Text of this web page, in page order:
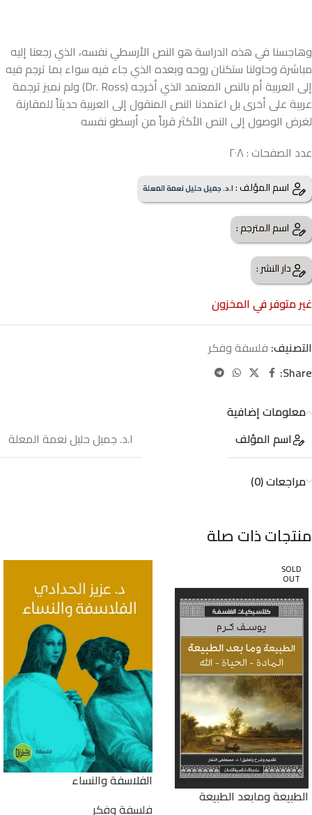
وهاجسنا في هذه الدراسة هو النص الأرسطي نفسه، الذي رجعنا إليه
مباشرة وحاولنا ستكنان روحه وبعده الذي جاء فيه سواء بما ترجم فيه
إلى العربية أم بالنص المعتمد الذي أخرجه (Dr. Ross) ولم نميز ترجمة
عربية على أخرى بل اعتمدنا النص المنقول إلى العربية حديثاً للمقارنة
لغرض الوصول إلى النص الأكثر قرباً من أرسطو نفسه
عدد الصفحات : ٢٠٨
اسم المؤلف :ا.د. جميل حليل نعمة المعلة
اسم المترجم :
دار النشر :
غير متوفر في المخزون
التصنيف: فلسفة وفكر
Share:
معلومات إضافية
اسم المؤلف
ا.د. جميل حليل نعمة المعلة
مراجعات (0)
منتجات ذات صلة
SOLD
OUT
الطبيعة ومابعد الطبيعة
الفلاسفة والنساء
فلسفة وفكر